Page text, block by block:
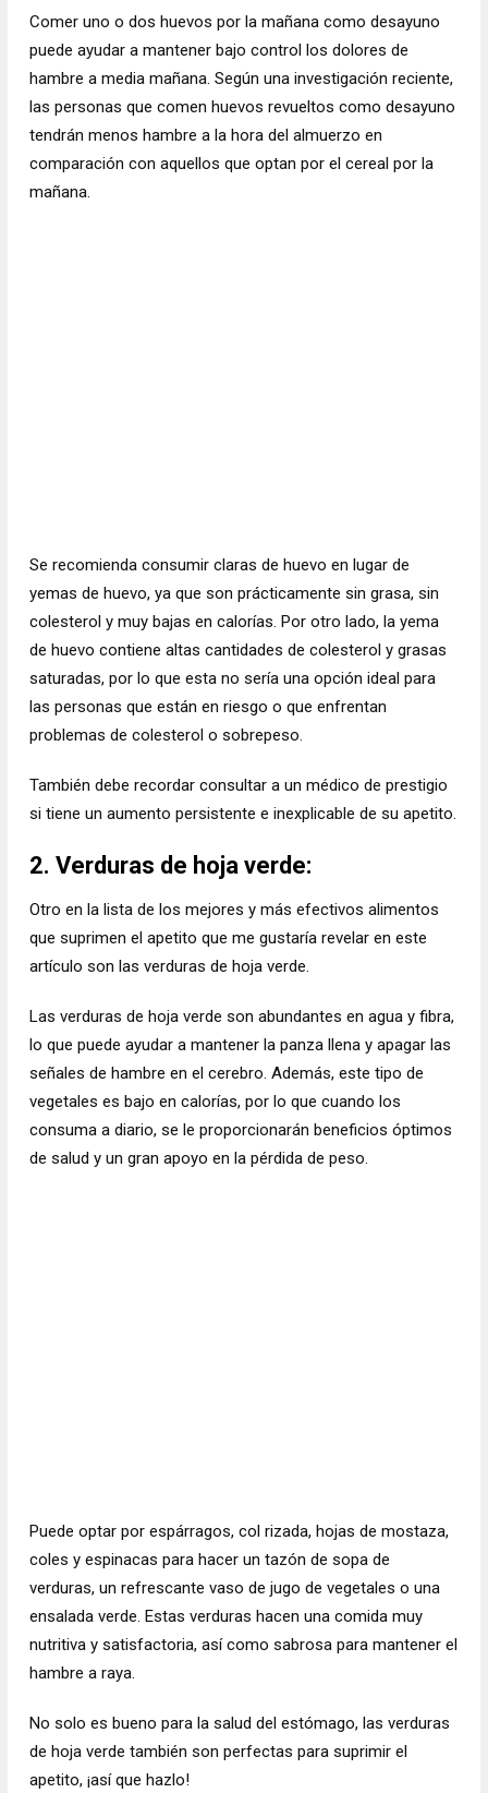
Comer uno o dos huevos por la mañana como desayuno
puede ayudar a mantener bajo control los dolores de
hambre a media mañana. Según una investigación reciente,
las personas que comen huevos revueltos como desayuno
tendrán menos hambre a la hora del almuerzo en
comparación con aquellos que optan por el cereal por la
mañana.
Se recomienda consumir claras de huevo en lugar de
yemas de huevo, ya que son prácticamente sin grasa, sin
colesterol y muy bajas en calorías. Por otro lado, la yema
de huevo contiene altas cantidades de colesterol y grasas
saturadas, por lo que esta no sería una opción ideal para
las personas que están en riesgo o que enfrentan
problemas de colesterol o sobrepeso.
También debe recordar consultar a un médico de prestigio
si tiene un aumento persistente e inexplicable de su apetito.
2. Verduras de hoja verde:
Otro en la lista de los mejores y más efectivos alimentos
que suprimen el apetito que me gustaría revelar en este
artículo son las verduras de hoja verde.
Las verduras de hoja verde son abundantes en agua y fibra,
lo que puede ayudar a mantener la panza llena y apagar las
señales de hambre en el cerebro. Además, este tipo de
vegetales es bajo en calorías, por lo que cuando los
consuma a diario, se le proporcionarán beneficios óptimos
de salud y un gran apoyo en la pérdida de peso.
Puede optar por espárragos, col rizada, hojas de mostaza,
coles y espinacas para hacer un tazón de sopa de
verduras, un refrescante vaso de jugo de vegetales o una
ensalada verde. Estas verduras hacen una comida muy
nutritiva y satisfactoria, así como sabrosa para mantener el
hambre a raya.
No solo es bueno para la salud del estómago, las verduras
de hoja verde también son perfectas para suprimir el
apetito, ¡así que hazlo!